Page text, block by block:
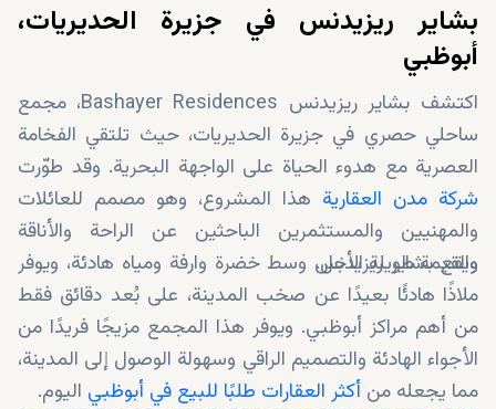
بشاير ريزيدنس في جزيرة الحديريات،
أبوظبي
اكتشف بشاير ريزيدنس Bashayer Residences، مجمع
ساحلي حصري في جزيرة الحديريات، حيث تلتقي الفخامة
العصرية مع هدوء الحياة على الواجهة البحرية. وقد طوّرت
شركة مدن العقارية هذا المشروع، وهو مصمم للعائلات
والمهنيين والمستثمرين الباحثين عن الراحة والأناقة
والقيمة طويلة الأجل.
ويقع بشاير ريزيدنس وسط خضرة وارفة ومياه هادئة، ويوفر
ملاذًا هادئًا بعيدًا عن صخب المدينة، على بُعد دقائق فقط
من أهم مراكز أبوظبي. ويوفر هذا المجمع مزيجًا فريدًا من
الأجواء الهادئة والتصميم الراقي وسهولة الوصول إلى المدينة،
مما يجعله من أكثر العقارات طلبًا للبيع في أبوظبي اليوم.